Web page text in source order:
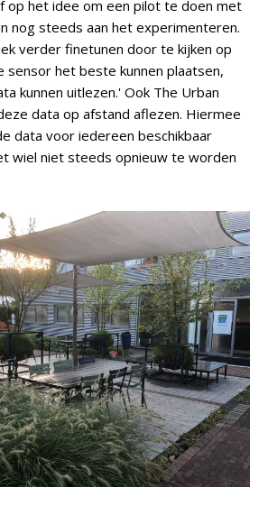
op het idee om een pilot te doen met
nog steeds aan het experimenteren.
verder finetunen door te kijken op
sensor het beste kunnen plaatsen,
kunnen uitlezen.' Ook The Urban
data op afstand aflezen. Hiermee
data voor iedereen beschikbaar
wiel niet steeds opnieuw te worden